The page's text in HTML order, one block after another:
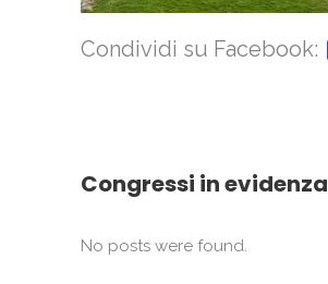
Condividi su Facebook:
Congressi in evidenza
No posts were found.